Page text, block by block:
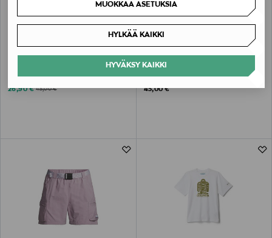
MUOKKAA ASETUKSIA
HYLKÄÄ KAIKKI
HYVÄKSY KAIKKI
ALE –40%
Techsun Adventure -sandaalit
Discounted Price
26,90 € Original Price
45,00 €
ETUKUPONKITUOTE
COLUMBIA
Benton Springs II Printed Fleece -takki
Original Price
45,00 €